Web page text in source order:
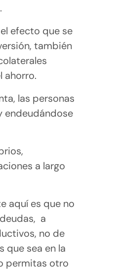
efecto que se
también
ahorro.
las personas
endeudándose
a largo
aquí es que no
a
no de
que sea en la
permitas otro